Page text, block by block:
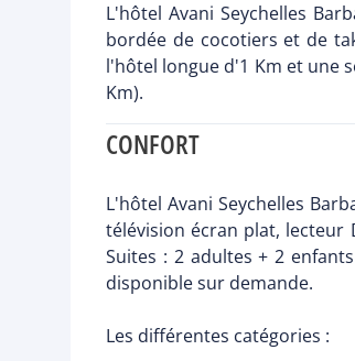
L'hôtel Avani Seychelles
bordée de cocotiers et de
l'hôtel longue d'1 Km et une
Km).
CONFORT
L'hôtel Avani Seychelles
télévision écran plat, lecteur
Suites : 2 adultes + 2
disponible sur demande.
Les différentes catégories :